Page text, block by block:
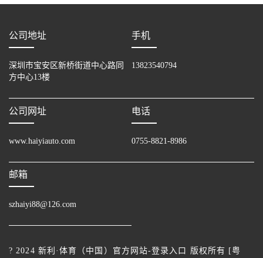
公司地址
深圳市宝安区新桥街道中心路同
方中心13楼
手机
13823540794
公司网址
www.haiyiauto.com
电话
0755-8821-8986
邮箱
szhaiyi88@126.com
? 2024 新利·体育（中国）官方网站-登录入口 版权所有 [粤